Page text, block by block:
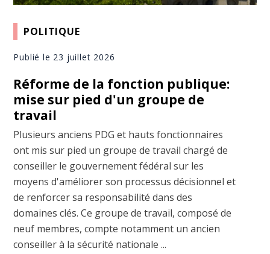
POLITIQUE
Publié le 23 juillet 2026
Réforme de la fonction publique:
mise sur pied d'un groupe de
travail
Plusieurs anciens PDG et hauts fonctionnaires
ont mis sur pied un groupe de travail chargé de
conseiller le gouvernement fédéral sur les
moyens d'améliorer son processus décisionnel et
de renforcer sa responsabilité dans des
domaines clés. Ce groupe de travail, composé de
neuf membres, compte notamment un ancien
conseiller à la sécurité nationale ...